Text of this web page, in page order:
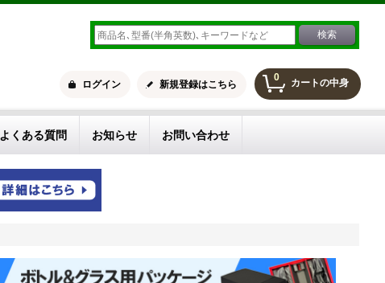
0 カートの中身
ログイン 新規登録はこちら
よくある質問 お知らせ お問い合わせ